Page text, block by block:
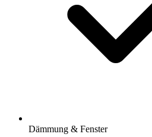
Dämmung & Fenster